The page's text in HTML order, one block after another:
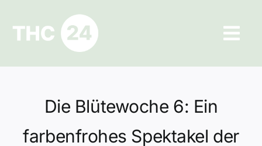
springen
Ratgeber
Hilfe und Kontakt
Die Blütewoche 6: Ein
farbenfrohes Spektakel der